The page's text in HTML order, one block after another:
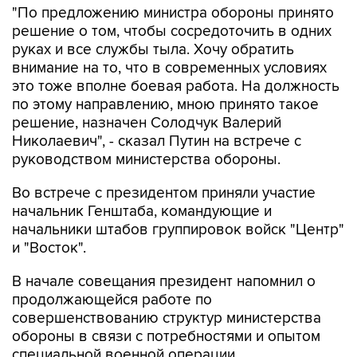
"По предложению министра обороны принято
решение о том, чтобы сосредоточить в одних
руках и все службы тыла. Хочу обратить
внимание на то, что в современных условиях
это тоже вполне боевая работа. На должность
по этому направлению, мною принято такое
решение, назначен Солодчук Валерий
Николаевич", - сказал Путин на встрече с
руководством министерства обороны.
Во встрече с президентом приняли участие
начальник Генштаба, командующие и
начальники штабов группировок войск "Центр"
и "Восток".
В начале совещания президент напомнил о
продолжающейся работе по
совершенствованию структур министерства
обороны в связи с потребностями и опытом